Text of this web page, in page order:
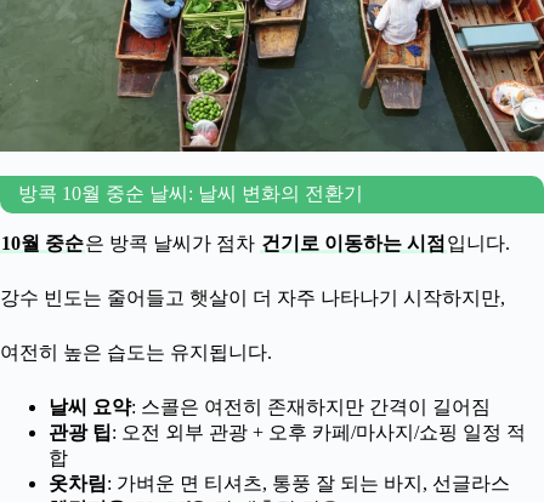
방콕 10월 중순 날씨: 날씨 변화의 전환기
10월 중순은 방콕 날씨가 점차 건기로 이동하는 시점 입니다.
강수 빈도는 줄어들고 햇살이 더 자주 나타나기 시작하지만,
여전히 높은 습도는 유지됩니다.
날씨 요약: 스콜은 여전히 존재하지만 간격이 길어짐
관광 팁: 오전 외부 관광 + 오후 카페/마사지/쇼핑 일정 적
합
옷차림: 가벼운 면 티셔츠, 통풍 잘 되는 바지, 선글라스